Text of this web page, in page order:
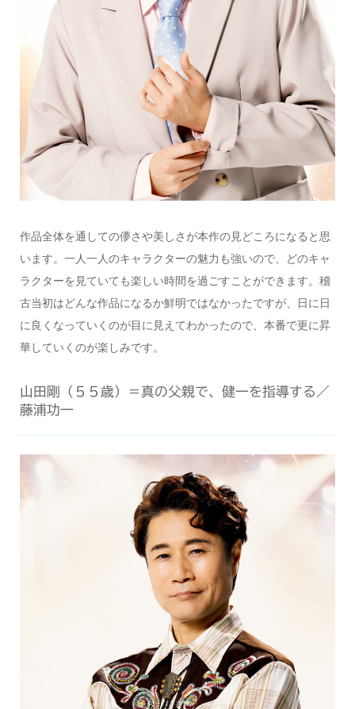
作品全体を通しての儚さや美しさが本作の見どころになると思
います。一人一人のキャラクターの魅力も強いので、どのキャ
ラクターを見ていても楽しい時間を過ごすことができます。稽
古当初はどんな作品になるか鮮明ではなかったですが、日に日
に良くなっていくのが目に見えてわかったので、本番で更に昇
華していくのが楽しみです。
山田剛（５５歳）＝真の父親で、健一を指導する／
藤浦功一